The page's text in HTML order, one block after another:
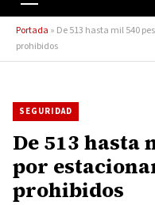
Portada » De 513 hasta mil 540
prohibidos
SEGURIDAD
De 513 hasta
por
prohibidos